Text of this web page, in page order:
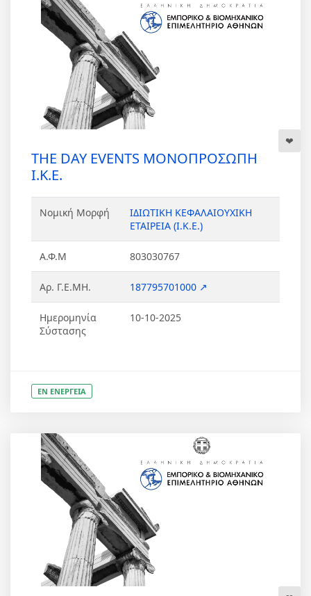
THE DAY EVENTS ΜΟΝΟΠΡΟΣΩΠΗ
Ι.Κ.Ε.
Νομική Μορφή
ΙΔΙΩΤΙΚΗ ΚΕΦΑΛΑΙΟΥΧΙΚΗ
ΕΤΑΙΡΕΙΑ (Ι.Κ.Ε.)
Α.Φ.Μ 803030767
Αρ. Γ.Ε.ΜΗ. 187795701000 ↗
Ημερομηνία
Σύστασης
10-10-2025
ΕΝ ΕΝΕΡΓΕΙΑ